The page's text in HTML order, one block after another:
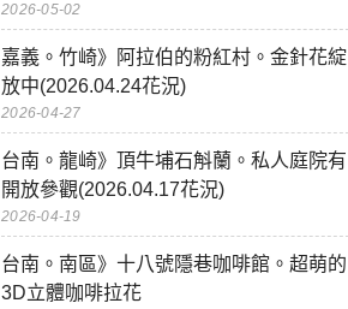
2026-05-02
嘉義。竹崎》阿拉伯的粉紅村。金針花綻
放中(2026.04.24花況)
2026-04-27
台南。龍崎》頂牛埔石斛蘭。私人庭院有
開放參觀(2026.04.17花況)
2026-04-19
台南。南區》十八號隱巷咖啡館。超萌的
3D立體咖啡拉花